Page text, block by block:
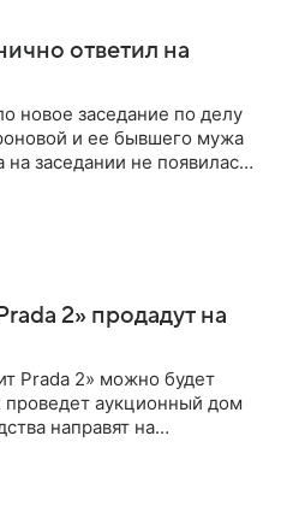
ответил на
новое заседание по делу
и ее бывшего мужа
заседании не появилась.
2» продадут на
Prada 2» можно будет
проведет аукционный дом
направят на